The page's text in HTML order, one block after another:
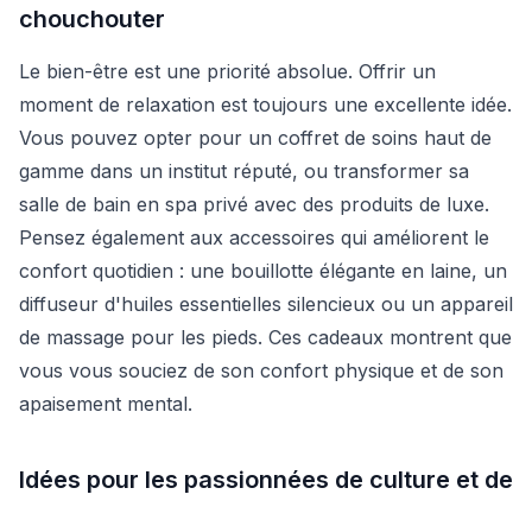
chouchouter
Le bien-être est une priorité absolue. Offrir un
moment de relaxation est toujours une excellente idée.
Vous pouvez opter pour un coffret de soins haut de
gamme dans un institut réputé, ou transformer sa
salle de bain en spa privé avec des produits de luxe.
Pensez également aux accessoires qui améliorent le
confort quotidien : une bouillotte élégante en laine, un
diffuseur d'huiles essentielles silencieux ou un appareil
de massage pour les pieds. Ces cadeaux montrent que
vous vous souciez de son confort physique et de son
apaisement mental.
Idées pour les passionnées de culture et de